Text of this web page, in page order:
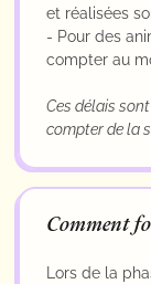
et réalisées
- Pour des
compter au
Ces délais
compter de la
Comment
Lors de la